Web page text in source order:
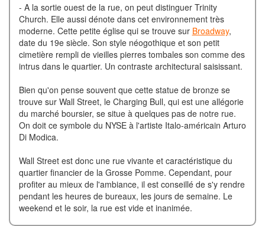
- A la sortie ouest de la rue, on peut distinguer Trinity
Church. Elle aussi dénote dans cet environnement très
moderne. Cette petite église qui se trouve sur Broadway,
date du 19e siècle. Son style néogothique et son petit
cimetière rempli de vieilles pierres tombales son comme des
intrus dans le quartier. Un contraste architectural saisissant.
Bien qu'on pense souvent que cette statue de bronze se
trouve sur Wall Street, le Charging Bull, qui est une allégorie
du marché boursier, se situe à quelques pas de notre rue.
On doit ce symbole du NYSE à l'artiste Italo-américain Arturo
Di Modica.
Wall Street est donc une rue vivante et caractéristique du
quartier financier de la Grosse Pomme. Cependant, pour
profiter au mieux de l'ambiance, il est conseillé de s'y rendre
pendant les heures de bureaux, les jours de semaine. Le
weekend et le soir, la rue est vide et inanimée.